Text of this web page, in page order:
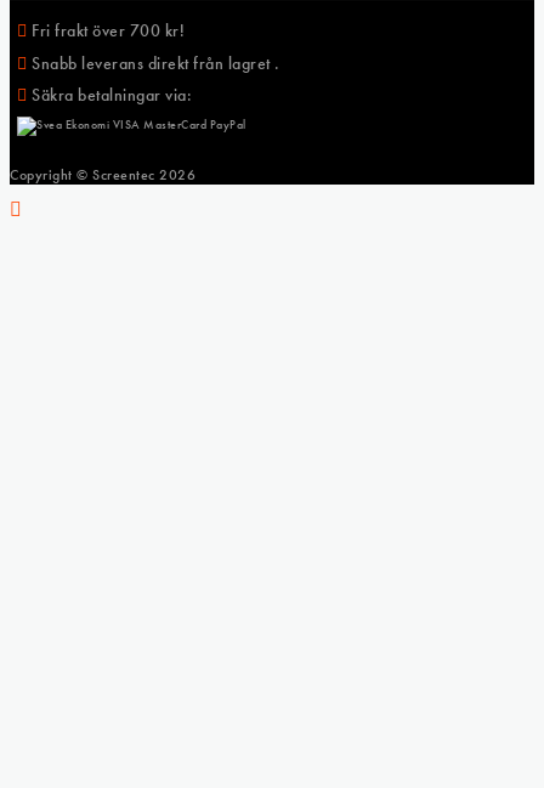
Fri frakt över 700 kr!
Snabb leverans direkt från lagret .
Säkra betalningar via:
Copyright © Screentec 2026